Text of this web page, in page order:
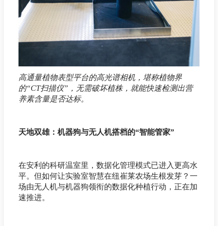
高通量植物表型平台的高光谱相机，堪称植物界
的“CT扫描仪”，无需破坏植株，就能快速检测出营
养素含量是否达标。
天地双雄：机器狗与无人机搭档的“智能管家”
在安利的科研温室里，数据化管理模式已进入更高水
平。但如何让实验室智慧在纽崔莱农场生根发芽？一
场由无人机与机器狗领衔的数据化种植行动，正在加
速推进。